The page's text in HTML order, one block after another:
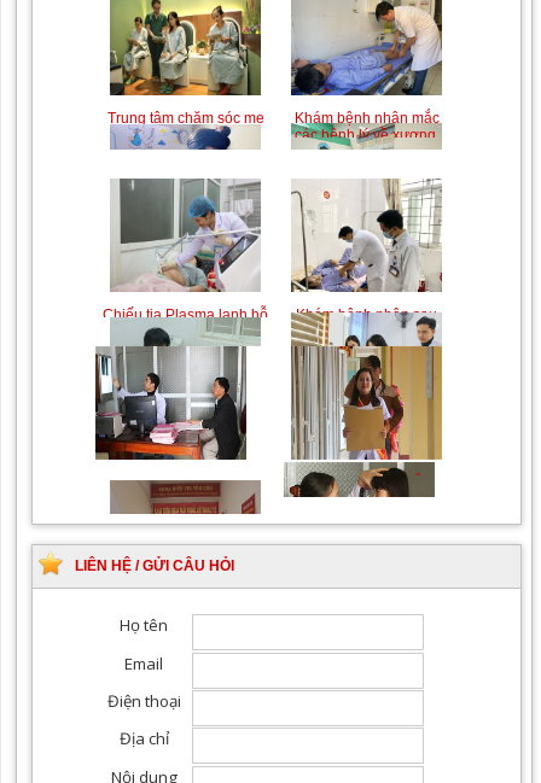
Trung tâm chăm sóc mẹ
bầu và sau sinh
Khám bệnh nhân mắc
các bệnh lý về xương,
khớp
Chiếu tia Plasma lạnh hỗ
trợ điều trị vết thương
Khám bệnh nhân sau
phẫu thuật
Khám Ngoại khoa
Đội ngũ hướng dẫn
chuyên nghiệp, tận tình
LIÊN HỆ / GỬI CÂU HỎI